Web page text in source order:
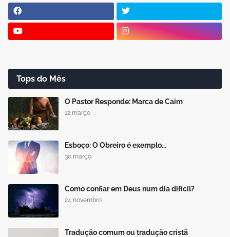
Tops do Mês
O Pastor Responde: Marca de Caim
12 março
Esboço: O Obreiro é exemplo...
30 março
Como confiar em Deus num dia difícil?
24 novembro
Tradução comum ou tradução cristã